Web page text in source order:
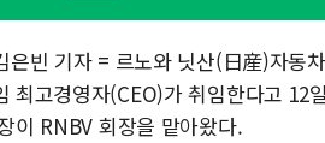
은빈 기자 = 르노와 닛산(日産)자동
최고경영자(CEO)가 취임한다고
이 RNBV 회장을 맡아왔다.